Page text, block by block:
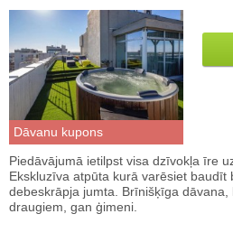
Dāvanu kupons
Piedāvājumā ietilpst visa dzīvokļa īre
Ekskluzīva atpūta kurā varēsiet baudīt
debeskrāpja jumta. Brīnišķīga
draugiem, gan ģimeni.